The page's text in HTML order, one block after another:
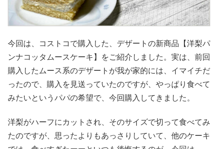
今回は、コストコで購入した、デザートの新商品【洋梨パ
ンナコッタムースケーキ】をご紹介しました。実は、前回
購入したムース系のデザートが我が家的には、イマイチだ
ったので、購入を見送っていたのですが、やっぱり食べて
みたいというパパの希望で、今回購入してきました。
洋梨がハーフにカットされ、そのサイズで切って食べてみ
たのですが、思ったよりもあっさりしていて、他のケーキ